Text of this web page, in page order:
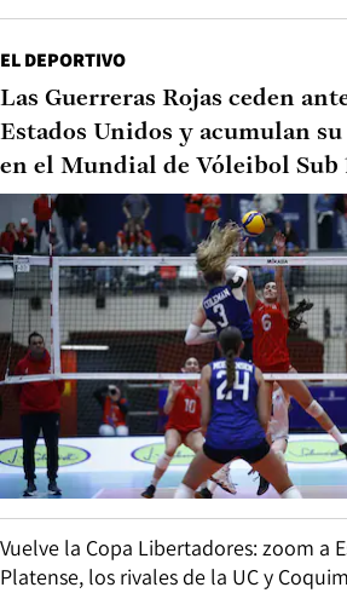
EL DEPORTIVO
Las Guerreras Rojas ceden
Estados Unidos y acumulan
en el Mundial de Vóleibol Sub
Vuelve la Copa Libertadores: zoom a
Platense, los rivales de la UC y